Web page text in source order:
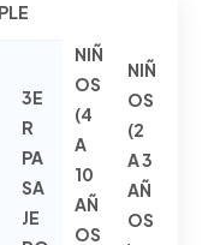
NIÑ
OS
(4
A
10
AÑ
OS
NIÑ
OS
(2
A 3
AÑ
OS
3E
R
PA
SA
JE